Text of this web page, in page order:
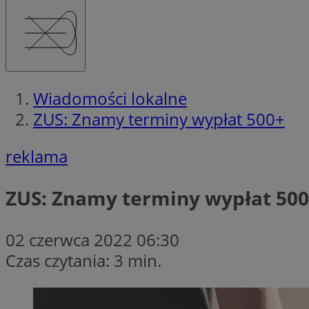
Wiadomości lokalne
ZUS: Znamy terminy wypłat 500+
reklama
ZUS: Znamy terminy wypłat
02 czerwca 2022 06:30
Czas czytania: 3 min.